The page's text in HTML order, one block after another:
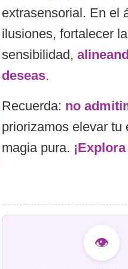
extrasensorial. En el
ilusiones, fortalecer
sensibilidad,
deseas.
Recuerda: no
priorizamos elevar
magia pura.
👁️